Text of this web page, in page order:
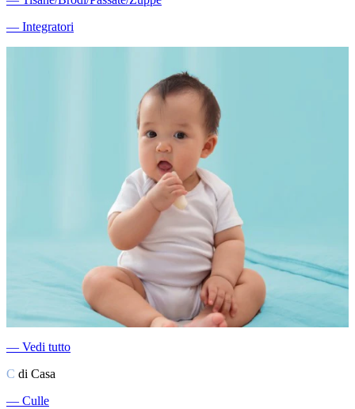
― Integratori
― Vedi tutto
C di Casa
― Culle